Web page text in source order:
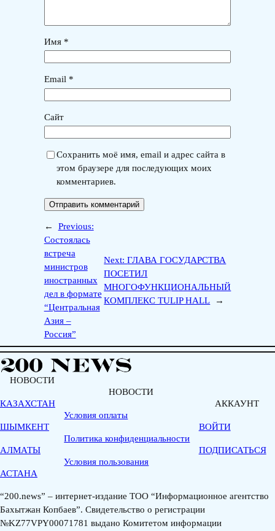
Имя *
Email *
Сайт
Сохранить моё имя, email и адрес сайта в
этом браузере для последующих моих
комментариев.
←
Previous:
Состоялась
встреча
министров
иностранных
дел в формате
“Центральная
Азия –
Россия”
Next:ГЛАВА ГОСУДАРСТВА
ПОСЕТИЛ
МНОГОФУНКЦИОНАЛЬНЫЙ
КОМПЛЕКС TULIP HALL
→
НОВОСТИ
КАЗАХСТАН
ШЫМКЕНТ
АЛМАТЫ
АСТАНА
НОВОСТИ
Условия оплаты
Политика конфиденциальности
Условия пользования
АККАУНТ
ВОЙТИ
ПОДПИСАТЬСЯ
“200.news” – интернет-издание ТОО “Информационное агентство
Бахытжан Копбаев”. Свидетельство о регистрации
№KZ77VPY00071781 выдано Комитетом информации